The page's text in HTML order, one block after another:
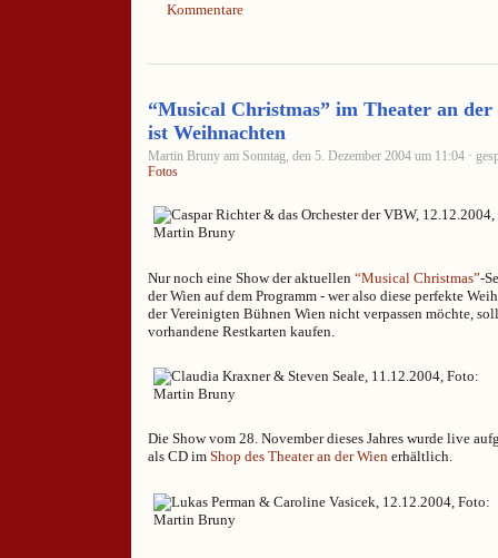
Kommentare
“Musical Christmas” im Theater an
ist Weihnachten
Martin Bruny am Sonntag, den 5. Dezember 2004 um 11:04 ·
Fotos
Nur noch eine Show der aktuellen “Musical Christmas”-
der Wien auf dem Programm - wer also diese perfekte
der Vereinigten Bühnen Wien nicht verpassen möchte,
vorhandene Restkarten kaufen.
Die Show vom 28. November dieses Jahres wurde live
als CD im Shop des Theater an der Wien erhältlich.